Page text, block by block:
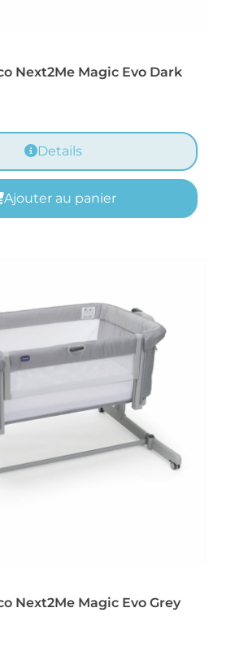
Next2Me Magic Evo Dark
Details
Ajouter au panier
Next2Me Magic Evo Grey